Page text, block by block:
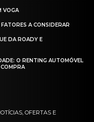
VOGA
A CONSIDERAR
DA ROADY E
O RENTING AUTOMÓVEL
OFERTAS E